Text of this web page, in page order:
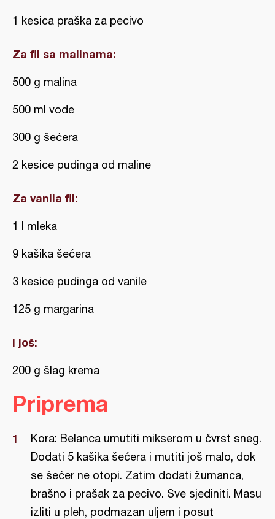
1 kesica praška za pecivo
Za fil sa malinama:
500 g malina
500 ml vode
300 g šećera
2 kesice pudinga od maline
Za vanila fil:
1 l mleka
9 kašika šećera
3 kesice pudinga od vanile
125 g margarina
I još:
200 g šlag krema
Priprema
Kora: Belanca umutiti mikserom u čvrst sneg.
Dodati 5 kašika šećera i mutiti još malo, dok
se šećer ne otopi. Zatim dodati žumanca,
brašno i prašak za pecivo. Sve sjediniti. Masu
izliti u pleh, podmazan uljem i posut